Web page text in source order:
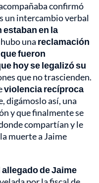
confirmó
un intercambio verbal
en la
una reclamación
fueron
hoy se legalizó su
que no trascienden.
violencia recíproca
digámoslo así, una
y que finalmente se
compartían y le
muerte a Jaime
de Jaime